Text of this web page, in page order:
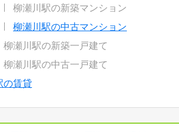
柳瀬川駅の新築マンション
柳瀬川駅の中古マンション
柳瀬川駅の新築一戸建て
柳瀬川駅の中古一戸建て
の賃貸